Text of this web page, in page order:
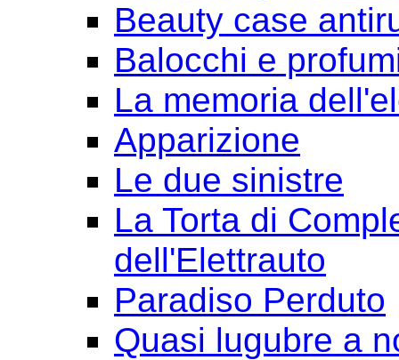
Beauty case
Balocchi e
La memoria
Apparizione
Le due sinistre
La Torta di
dell'Elettrauto
Paradiso Perduto
Quasi lugubre a